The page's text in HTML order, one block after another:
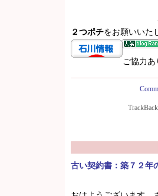
２つポチをお願いいた
ご協力
古い契約書：築７２年